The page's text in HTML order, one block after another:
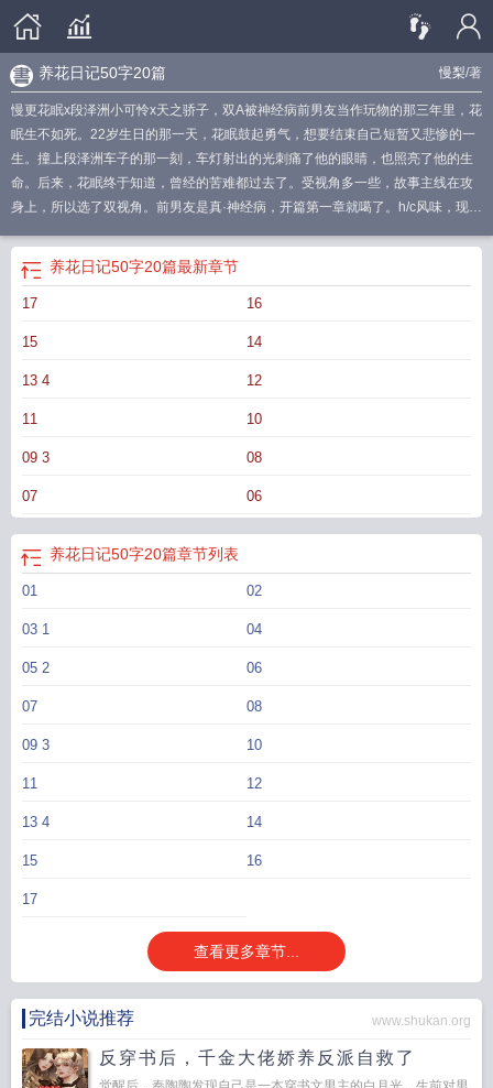
慢梨/著
养花日记50字20篇
慢更花眠x段泽洲小可怜x天之骄子，双A被神经病前男友当作玩物的那三年里，花
眠生不如死。22岁生日的那一天，花眠鼓起勇气，想要结束自己短暂又悲惨的一
生。撞上段泽洲车子的那一刻，车灯射出的光刺痛了他的眼睛，也照亮了他的生
命。后来，花眠终于知道，曾经的苦难都过去了。受视角多一些，故事主线在攻
身上，所以选了双视角。前男友是真·神经病，开篇第一章就噶了。h/c风味，现实
碍，这篇可以当柏拉图看，但他俩分攻受
字 养花日记200
记养花日记400字 养花日记50字20篇
养花日记50字20篇最新章节
17 16
15 14
13 4 12
11 10
09 3 08
07 06
养花日记50字20篇章节列表
01 02
03 1 04
05 2 06
07 08
09 3 10
11 12
13 4 14
15 16
17
查看更多章节...
完结小说推荐 www.shukan.org
反穿书后，千金大佬娇养反派自救了